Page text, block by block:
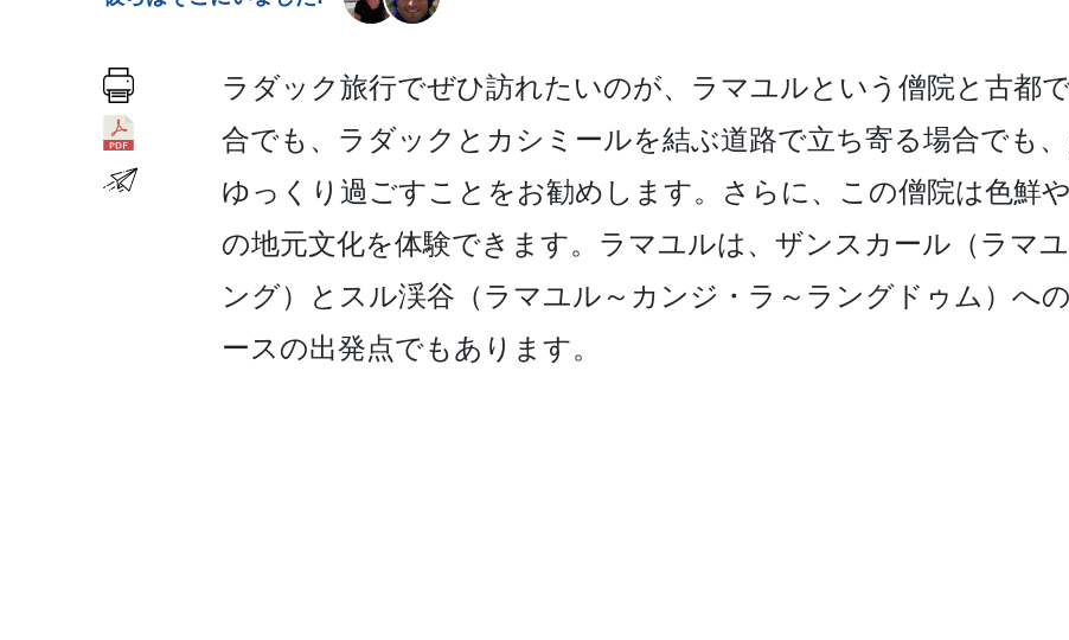
ラダック旅行でぜひ訪れたい­のが、ラマユルという僧院と古都
合でも、ラダックとカシミールを結ぶ道路で立­ち寄る場合でも
ゆっくり過­ごすことをお勧めします。さらに、この僧院は色鮮
の地元文化を体験できます。­ラマユルは、ザンスカール（ラマ
ング）とスル渓谷（ラマユル～カンジ・ラ～ラ­ングドゥム）へ
ースの出発­点でもあります。